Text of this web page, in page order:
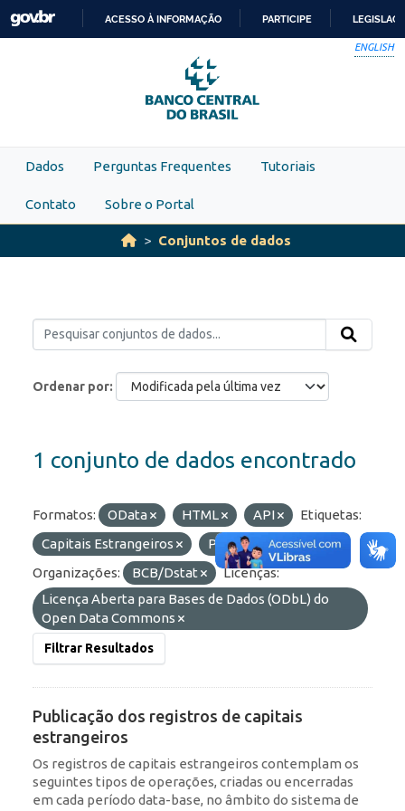
Skip to main content
PARA
O
CONTEÚDO
ACESSO À INFORMAÇÃO PARTICIPE
ENGLISH
Dados Perguntas Frequentes Tutoriais
Contato Sobre o Portal
Conjuntos de dados
Ordenar por
1 conjunto de dados encontrado
Formatos: OData HTML API
Etiquetas:
Capitais Estrangeiros
Portfólio
RDE
Organizações:
BCB/Dstat
Licenças:
Licença Aberta para Bases de Dados (ODbL) do
Open Data Commons
Filtrar Resultados
Publicação dos registros de capitais
estrangeiros
Os registros de capitais estrangeiros contemplam os
seguintes tipos de operações, criadas ou encerradas
em cada período data-base, no âmbito do sistema de